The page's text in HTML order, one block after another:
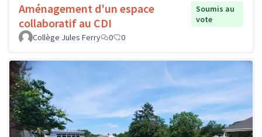
Aménagement d'un espace
collaboratif au CDI
Soumis au
vote
Collège Jules Ferry
0 0